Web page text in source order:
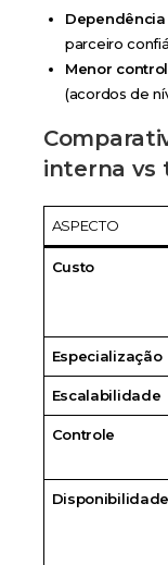
parceiro
Menor
(acordos de
interna vs
ASPECTO
Custo
Especialização
Escalabilidade
Controle
Disponibilidade